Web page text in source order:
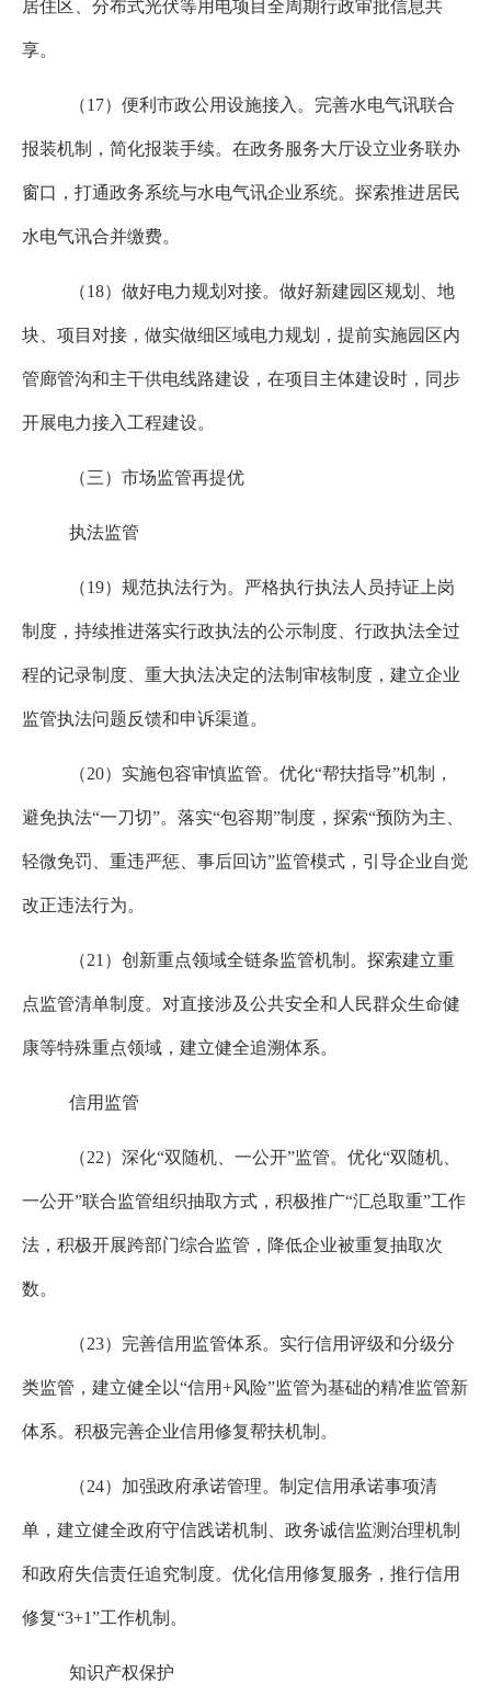
居住区、分布式光伏等用电项目全周期行政审批信息共
享。
（17）便利市政公用设施接入。完善水电气讯联合
报装机制，简化报装手续。在政务服务大厅设立业务联办
窗口，打通政务系统与水电气讯企业系统。探索推进居民
水电气讯合并缴费。
（18）做好电力规划对接。做好新建园区规划、地
块、项目对接，做实做细区域电力规划，提前实施园区内
管廊管沟和主干供电线路建设，在项目主体建设时，同步
开展电力接入工程建设。
（三）市场监管再提优
执法监管
（19）规范执法行为。严格执行执法人员持证上岗
制度，持续推进落实行政执法的公示制度、行政执法全过
程的记录制度、重大执法决定的法制审核制度，建立企业
监管执法问题反馈和申诉渠道。
（20）实施包容审慎监管。优化“帮扶指导”机制，
避免执法“一刀切”。落实“包容期”制度，探索“预防为主、
轻微免罚、重违严惩、事后回访”监管模式，引导企业自觉
改正违法行为。
（21 ）创新重点领域全链条监管机制。探索建立重
点监管清单制度。对直接涉及公共安全和人民群众生命健
康等特殊重点领域，建立健全追溯体系。
信用监管
（22）深化“双随机、一公开”监管。优化“双随机、
一公开”联合监管组织抽取方式，积极推广“汇总取重”工作
法，积极开展跨部门综合监管，降低企业被重复抽取次
数。
（23）完善信用监管体系。实行信用评级和分级分
类监管，建立健全以“信用+风险”监管为基础的精准监管新
体系。积极完善企业信用修复帮扶机制。
（24）加强政府承诺管理。制定信用承诺事项清
单，建立健全政府守信践诺机制、政务诚信监测治理机制
和政府失信责任追究制度。优化信用修复服务，推行信用
修复“3+1”工作机制。
知识产权保护